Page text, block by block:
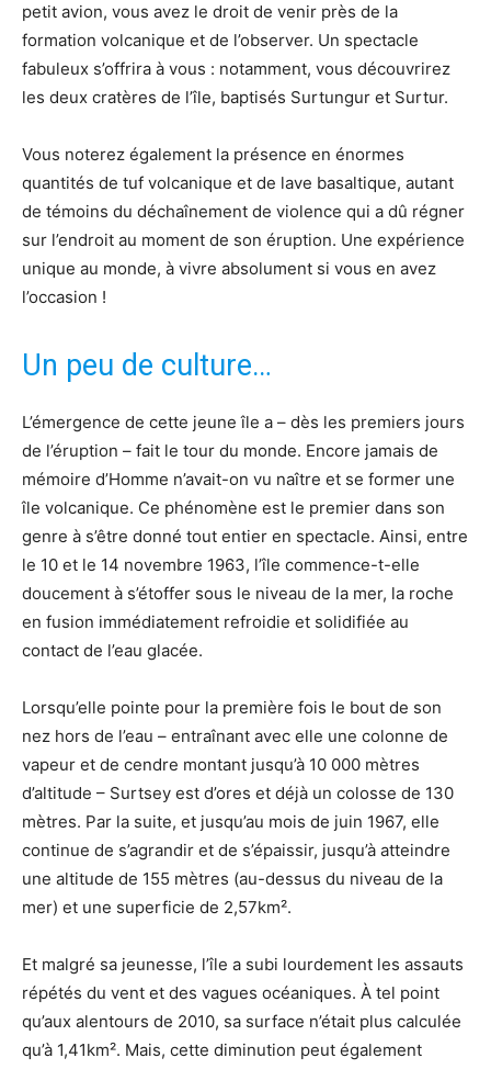
petit avion, vous avez le droit de venir près de la
formation volcanique et de l’observer. Un spectacle
fabuleux s’offrira à vous : notamment, vous découvrirez
les deux cratères de l’île, baptisés Surtungur et Surtur.
Vous noterez également la présence en énormes
quantités de tuf volcanique et de lave basaltique, autant
de témoins du déchaînement de violence qui a dû régner
sur l’endroit au moment de son éruption. Une expérience
unique au monde, à vivre absolument si vous en avez
l’occasion !
Un peu de culture…
L’émergence de cette jeune île a – dès les premiers jours
de l’éruption – fait le tour du monde. Encore jamais de
mémoire d’Homme n’avait-on vu naître et se former une
île volcanique. Ce phénomène est le premier dans son
genre à s’être donné tout entier en spectacle. Ainsi, entre
le 10 et le 14 novembre 1963, l’île commence-t-elle
doucement à s’étoffer sous le niveau de la mer, la roche
en fusion immédiatement refroidie et solidifiée au
contact de l’eau glacée.
Lorsqu’elle pointe pour la première fois le bout de son
nez hors de l’eau – entraînant avec elle une colonne de
vapeur et de cendre montant jusqu’à 10 000 mètres
d’altitude – Surtsey est d’ores et déjà un colosse de 130
mètres. Par la suite, et jusqu’au mois de juin 1967, elle
continue de s’agrandir et de s’épaissir, jusqu’à atteindre
une altitude de 155 mètres (au-dessus du niveau de la
mer) et une superficie de 2,57km².
Et malgré sa jeunesse, l’île a subi lourdement les assauts
répétés du vent et des vagues océaniques. À tel point
qu’aux alentours de 2010, sa surface n’était plus calculée
qu’à 1,41km². Mais, cette diminution peut également